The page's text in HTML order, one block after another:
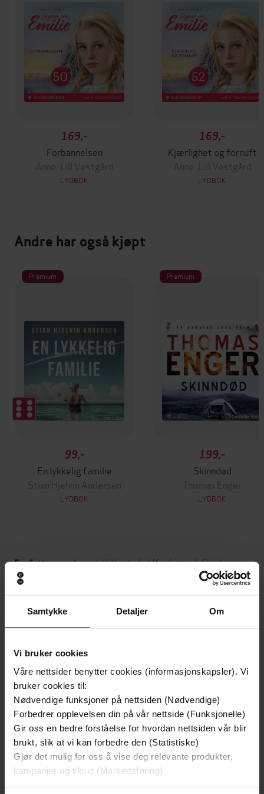
Samtykke Detaljer Om
Vi bruker cookies
Våre nettsider benytter cookies (informasjonskapsler). Vi
bruker cookies til:
Nødvendige funksjoner på nettsiden (Nødvendige)
Forbedrer opplevelsen din på vår nettside (Funksjonelle)
Gir oss en bedre forståelse for hvordan nettsiden vår blir
brukt, slik at vi kan forbedre den (Statistiske)
Gjør det mulig for oss å vise deg relevante produkter,
kampanjer og tilbud (Markedsføring)
169,-
Forbannelsen
Anne-Lill Vestgård
LYDBOK
169,-
Kjærlighet og fornuft
Anne-Lill Vestgård
LYDBOK
Andre har også kjøpt
Premium
99,-
En lykkelig familie
Stian Hjelvin Andersen
LYDBOK
Premium
199,-
Skinndød
Thomas Enger
LYDBOK
Forfattere Anne-Lill Vestgård(forfatter),Charlotte
Bladkompaniet
Utgitt 30.05.2022
Lengde 5:12
Sjanger Skjønnlitteratur, Romanserier
Serie Sagaen om Emilie
Nummer i
serie
18
Språk Bokmål